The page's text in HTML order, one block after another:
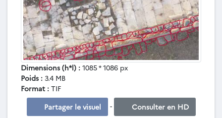
Dimensions (h*l) : 1085 * 1086 px
Poids : 3.4 MB
Format : TIF
Partager le visuel
- Consulter en HD